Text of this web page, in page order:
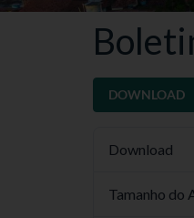
DOWNLOAD
Download
Tamanho do